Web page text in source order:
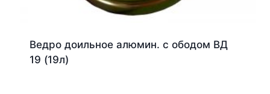
Ведро доильное алюмин. с ободом ВД
19 (19л)